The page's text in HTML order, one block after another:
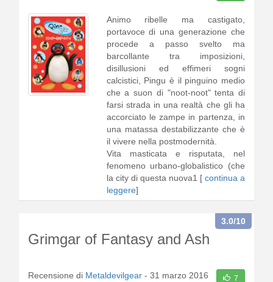
Animo ribelle ma castigato,
portavoce di una generazione che
procede a passo svelto ma
barcollante tra imposizioni,
disillusioni ed effimeri sogni
calcistici, Pingu è il pinguino medio
che a suon di "noot-noot" tenta di
farsi strada in una realtà che gli ha
accorciato le zampe in partenza, in
una matassa destabilizzante che è
il vivere nella postmodernità.
Vita masticata e risputata, nel
fenomeno urbano-globalistico (che
la city di questa nuova1 [ continua a
leggere]
Grimgar of Fantasy and Ash
3.0/10
Recensione di Metaldevilgear - 31 marzo 2016 7